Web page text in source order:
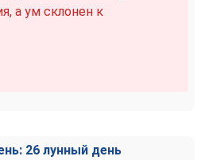
а ум склонен к
26 лунный день